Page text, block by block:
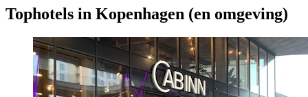
Tophotels in Kopenhagen (en omgeving)